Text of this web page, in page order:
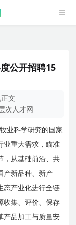
公开招聘15
正文
次人才网
业科学研究的国家
业重大需求，瞄准
，从基础前沿、共
产新品种、新产
态产业化进行全链
收集、评价、保存
产品加工与质量安